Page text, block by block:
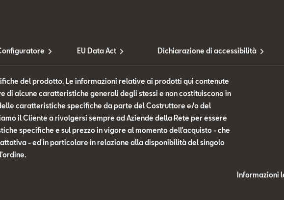
EU Data Act Dichiarazione di accessibilità
del prodotto. Le informazioni relative ai prodotti qui contenute
di alcune caratteristiche generali degli stessi e non costituiscono in
caratteristiche specifiche da parte del Costruttore e/o del
il Cliente a rivolgersi sempre ad Aziende della Rete per essere
specifiche e sul prezzo in vigore al momento dell’acquisto - che
- ed in particolare in relazione alla disponibilità del singolo
Informazioni